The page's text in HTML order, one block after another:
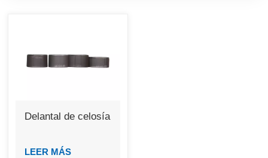
Delantal de celosía
LEER MÁS